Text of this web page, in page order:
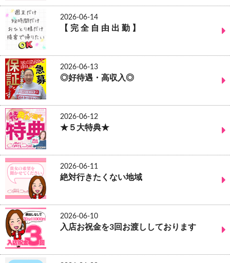
2026-06-14
【 完 全 自 由 出 勤 】
2026-06-13
◎好待遇・高収入◎
2026-06-12
★５大特典★
2026-06-11
絶対行きたくない地域
2026-06-10
入店お祝金を3回お渡ししております